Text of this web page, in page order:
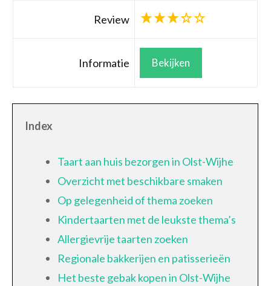
Review
Informatie Bekijken
Index
Taart aan huis bezorgen in Olst-Wijhe
Overzicht met beschikbare smaken
Op gelegenheid of thema zoeken
Kindertaarten met de leukste thema’s
Allergievrije taarten zoeken
Regionale bakkerijen en patisserieën
Het beste gebak kopen in Olst-Wijhe